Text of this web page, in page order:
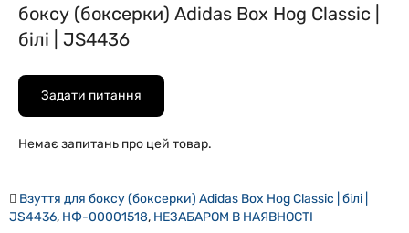
боксу (боксерки) Adidas Box Hog Classic |
білі | JS4436
Задати питання
Немає запитань про цей товар.
Взуття для боксу (боксерки) Adidas Box Hog Classic | білі |
JS4436, НФ-00001518, НЕЗАБАРОМ В НАЯВНОСТІ